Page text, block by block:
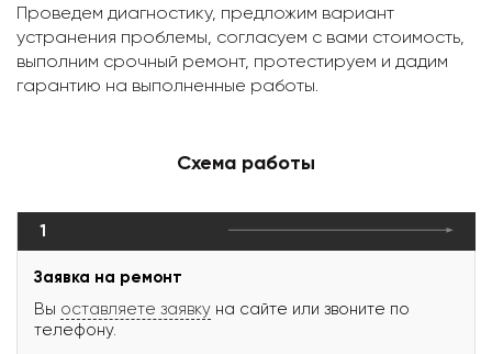
Проведем диагностику, предложим вариант
устранения проблемы, согласуем с вами стоимость,
выполним срочный ремонт, протестируем и дадим
гарантию на выполненные работы.
Схема работы
1
Заявка на ремонт
Вы оставляете заявку на сайте или звоните по
телефону.